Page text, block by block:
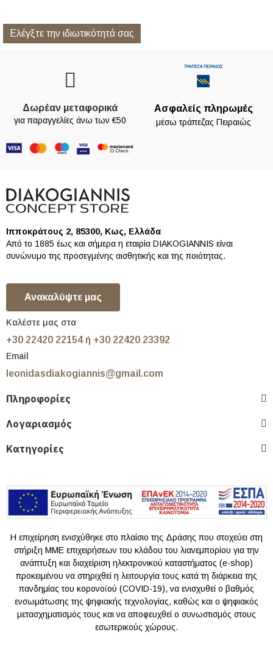
Ελέγξτε την ιδιωτικότητά σας
Δωρέαν μεταφορικά
για παραγγελίες άνω των €50
Ασφαλείς πληρωμές
μέσω τράπεζας Πειραιώς
Ιπποκράτους 2, 85300, Κως, Ελλάδα
Από το 1885 έως και σήμερα η εταιρία DIAKOGIANNIS είναι
συνώνυμο της προσεγμένης αισθητικής και της ποιότητας.
Ανακαλύψτε μας
Καλέστε μας στα
+30 22420 22154 ή +30 22420 23392
Email
leonidasdiakogiannis@gmail.com
Πληροφορίες
Λογαριασμός
Κατηγορίες
Η επιχείρηση ενισχύθηκε στο πλαίσιο της Δράσης που στοχεύει στη
στήριξη ΜΜΕ επιχειρήσεων του κλάδου του λιανεμπορίου για την
ανάπτυξη και διαχείριση ηλεκτρονικού καταστήματος (e-shop)
προκειμένου να στηριχθεί η λειτουργία τους κατά τη διάρκεια της
πανδημίας του κoρονοϊού (COVID-19), να ενισχυθεί ο βαθμός
ενσωμάτωσης της ψηφιακής τεχνολογίας, καθώς και ο ψηφιακός
μετασχηματισμός τους και να αποφευχθεί ο συνωστισμός στους
εσωτερικούς χώρους.